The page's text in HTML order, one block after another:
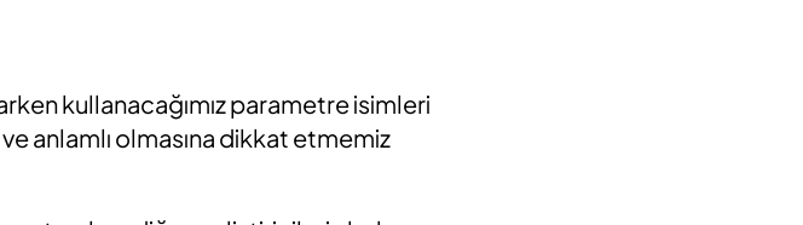
kullanacağımız parametre isimleri
anlamlı olmasına dikkat etmemiz